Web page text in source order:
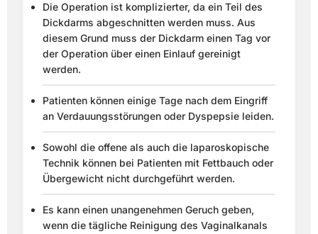
Die Operation ist komplizierter, da ein Teil des
Dickdarms abgeschnitten werden muss. Aus
diesem Grund muss der Dickdarm einen Tag vor
der Operation über einen Einlauf gereinigt
werden.
Patienten können einige Tage nach dem Eingriff
an Verdauungsstörungen oder Dyspepsie leiden.
Sowohl die offene als auch die laparoskopische
Technik können bei Patienten mit Fettbauch oder
Übergewicht nicht durchgeführt werden.
Es kann einen unangenehmen Geruch geben,
wenn die tägliche Reinigung des Vaginalkanals